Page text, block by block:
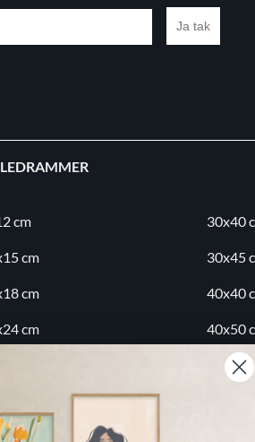
Ja tak
cm
cm
cm
cm
cm
30x40
30x45
40x40
40x50
50x70
60x80